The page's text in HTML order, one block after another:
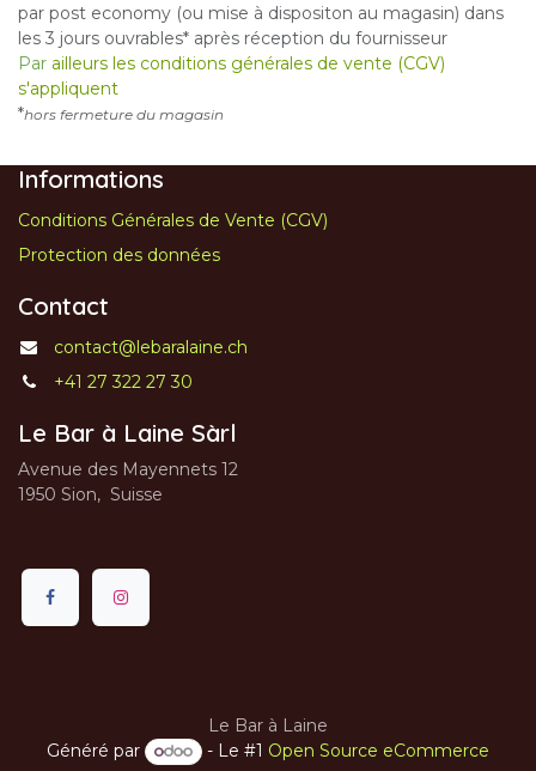
par post economy (ou mise à dispositon au magasin) dans
les 3 jours ouvrables* après réception du fournisseur
Par ailleurs les conditions générales de vente (CGV)
s'appliquent
*hors fermeture du magasin
Informations
Conditions Générales de Vente (CGV)
Protection des données
Contact
contact@lebaralaine.ch
+41 27 322 27 30
Le Bar à Laine Sàrl
Avenue des Mayennets 12
1950 Sion, Suisse
Le Bar à Laine
Généré par
- Le #1 Open Source eCommerce